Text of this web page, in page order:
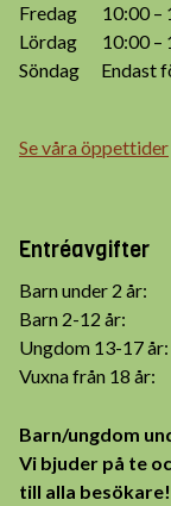
Fredag 10:00 –
Lördag 10:00 –
Söndag Endast
Se våra öppettider
Entréavgifter
Barn under 2 år:
Barn 2-12 år:
Ungdom 13-17
Vuxna från 18 år:
Barn/ungdom
Vi bjuder på te
till alla besökare!